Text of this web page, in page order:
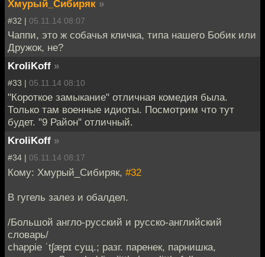
Хмурый_Сибиряк »
#32 | 05.11.14 08:07
Чаппи, это ж собачья кличка, типа нашего Бобик или
Дружок, не?
KroliKoff »
#33 | 05.11.14 08:10
"Короткое замыкание" отличная комедия была.
Только там военные идиоты. Посмотрим что тут
будет. "9 Район" отличный.
KroliKoff »
#34 | 05.11.14 08:17
Кому: Хмурый_Сибиряк, #32
В гугель залез и обалдел.
/Большой англо-русский и русско-английский
словарь/
chappie ˈtʃæpɪ сущ.; разг. паренек, парнишка,